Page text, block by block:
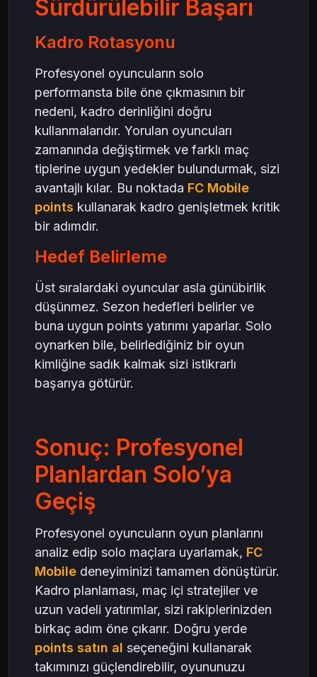
Sürdürülebilir Başarı
Kadro Rotasyonu
Profesyonel oyuncuların solo
performansta bile öne çıkmasının bir
nedeni, kadro derinliğini doğru
kullanmalarıdır. Yorulan oyuncuları
zamanında değiştirmek ve farklı maç
tiplerine uygun yedekler bulundurmak, sizi
avantajlı kılar. Bu noktada FC Mobile
points kullanarak kadro genişletmek kritik
bir adımdır.
Hedef Belirleme
Üst sıralardaki oyuncular asla günübirlik
düşünmez. Sezon hedefleri belirler ve
buna uygun points yatırımı yaparlar. Solo
oynarken bile, belirlediğiniz bir oyun
kimliğine sadık kalmak sizi istikrarlı
başarıya götürür.
Sonuç: Profesyonel
Planlardan Solo’ya
Geçiş
Profesyonel oyuncuların oyun planlarını
analiz edip solo maçlara uyarlamak, FC
Mobile deneyiminizi tamamen dönüştürür.
Kadro planlaması, maç içi stratejiler ve
uzun vadeli yatırımlar, sizi rakiplerinizden
birkaç adım öne çıkarır. Doğru yerde
points satın al seçeneğini kullanarak
takımınızı güçlendirebilir, oyununuzu